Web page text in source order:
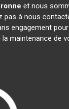
et nous
pas à nous
engagement
maintenance de